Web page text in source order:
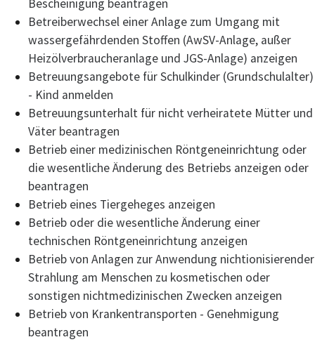
Bescheinigung beantragen
Betreiberwechsel einer Anlage zum Umgang mit
wassergefährdenden Stoffen (AwSV-Anlage, außer
Heizölverbraucheranlage und JGS-Anlage) anzeigen
Betreuungsangebote für Schulkinder (Grundschulalter)
- Kind anmelden
Betreuungsunterhalt für nicht verheiratete Mütter und
Väter beantragen
Betrieb einer medizinischen Röntgeneinrichtung oder
die wesentliche Änderung des Betriebs anzeigen oder
beantragen
Betrieb eines Tiergeheges anzeigen
Betrieb oder die wesentliche Änderung einer
technischen Röntgeneinrichtung anzeigen
Betrieb von Anlagen zur Anwendung nichtionisierender
Strahlung am Menschen zu kosmetischen oder
sonstigen nichtmedizinischen Zwecken anzeigen
Betrieb von Krankentransporten - Genehmigung
beantragen